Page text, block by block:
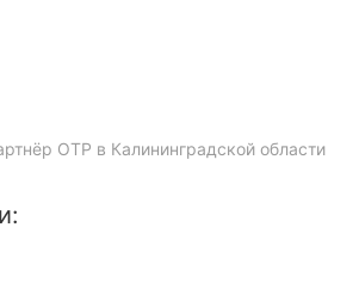
ОТР в Калининградской области